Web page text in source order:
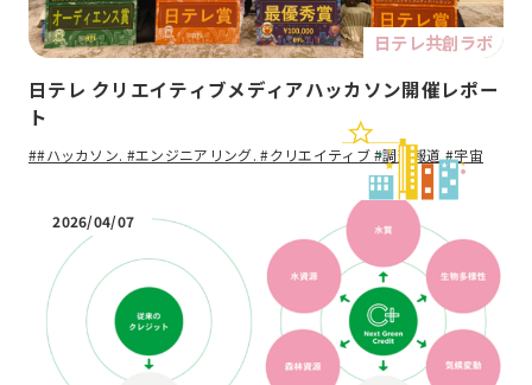
日テレ共創ラボ
日テレ クリエイティブメディアハッカソン開催レポー
ト
##ハッカソン. #エンジニアリング. #クリエイティブ #調査報道 #宇宙
2026/04/07